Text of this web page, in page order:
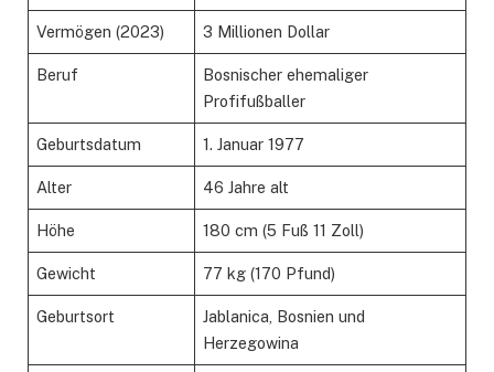
Vermögen (2023) 3 Millionen Dollar
Beruf
Bosnischer ehemaliger
Profifußballer
Geburtsdatum 1. Januar 1977
Alter 46 Jahre alt
Höhe 180 cm (5 Fuß 11 Zoll)
Gewicht 77 kg (170 Pfund)
Geburtsort
Jablanica, Bosnien und
Herzegowina